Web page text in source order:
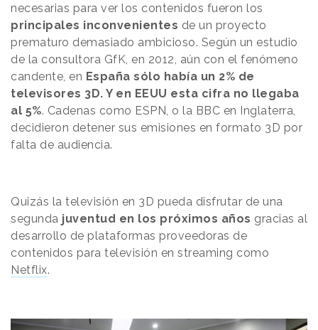
necesarias para ver los contenidos fueron los
principales inconvenientes de un proyecto
prematuro demasiado ambicioso. Según un estudio
de la consultora GfK, en 2012, aún con el fenómeno
candente, en España sólo había un 2% de
televisores 3D. Y en EEUU esta cifra no llegaba
al 5%. Cadenas como ESPN, o la BBC en Inglaterra,
decidieron detener sus emisiones en formato 3D por
falta de audiencia.
Quizás la televisión en 3D pueda disfrutar de una
segunda juventud en los próximos años gracias al
desarrollo de plataformas proveedoras de
contenidos para televisión en streaming como
Netflix.